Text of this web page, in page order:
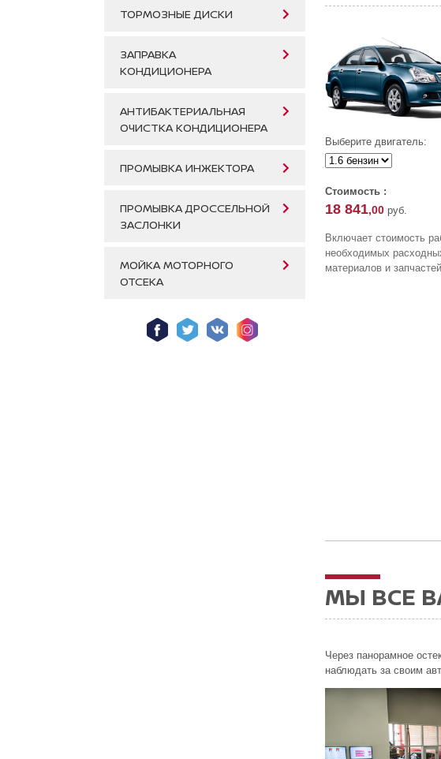
ТОРМОЗНЫЕ ДИСКИ
ЗАПРАВКА
КОНДИЦИОНЕРА
АНТИБАКТЕРИАЛЬНАЯ
ОЧИСТКА КОНДИЦИОНЕРА
ПРОМЫВКА ИНЖЕКТОРА
ПРОМЫВКА ДРОССЕЛЬНОЙ
ЗАСЛОНКИ
МОЙКА МОТОРНОГО
ОТСЕКА
Выберите двигатель:
Стоимость :
18 841,00 руб.
Включает стоимость
необходимых
материалов и запчастей
МЫ ВСЕ
Через панорамное
наблюдать за своим